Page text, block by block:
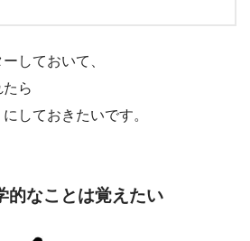
しておいて、
ら
しておきたいです。
的なことは覚えたい